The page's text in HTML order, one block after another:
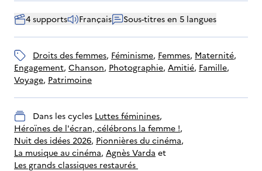
4 supports Français Sous-titres en 5 langues
droits des femmes, féminisme, Femmes, maternité,
engagement, chanson, photographie, amitié, famille,
voyage, patrimoine
Dans les cycles Luttes féminines,
Héroïnes de l'écran, célébrons la femme !,
Nuit des idées 2026, Pionnières du cinéma,
La musique au cinéma, Agnès Varda et
Les grands classiques restaurés